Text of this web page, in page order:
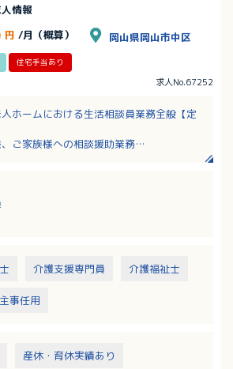
情報
円 /月（概算） 岡山県岡山市中区
住宅手当あり
求人No.67252
ホームにおける生活相談員業務全般【定
、ご家族様への相談援助業務
介護支援専門員 介護福祉士
事任用
産休・育休実績あり